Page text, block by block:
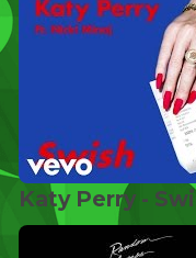
Katy Perry -